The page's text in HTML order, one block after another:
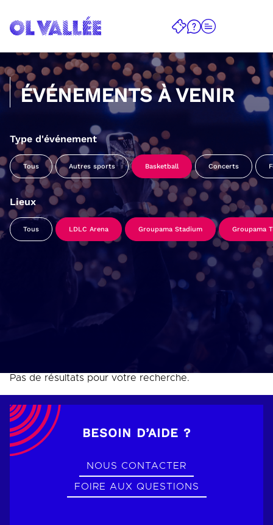
ÉVÉNEMENTS À VENIR
Type d'événement
Tous Autres sports Basketball Concerts
Lieux
Tous LDLC Arena Groupama Stadium Groupama
Pas de résultats pour votre recherche.
BESOIN D’AIDE ?
NOUS CONTACTER
FOIRE AUX QUESTIONS